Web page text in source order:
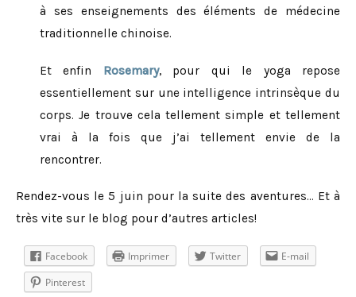
à ses enseignements des éléments de médecine
traditionnelle chinoise.
Et enfin Rosemary, pour qui le yoga repose
essentiellement sur une intelligence intrinsèque du
corps. Je trouve cela tellement simple et tellement
vrai à la fois que j’ai tellement envie de la
rencontrer.
Rendez-vous le 5 juin pour la suite des aventures… Et à
très vite sur le blog pour d’autres articles!
Facebook Imprimer Twitter
E-mail
Pinterest